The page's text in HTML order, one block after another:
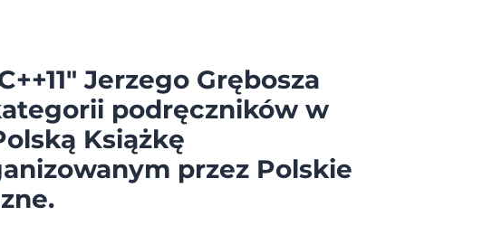
Jerzego Grębosza
podręczników w
Książkę
przez Polskie